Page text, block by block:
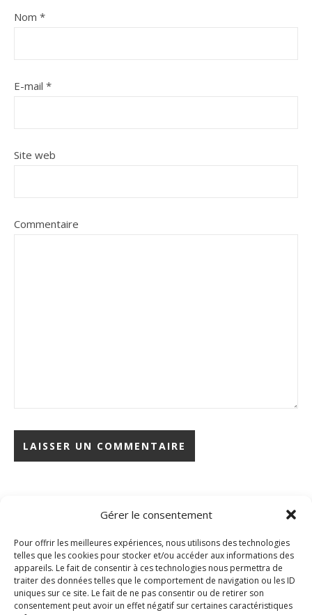
Gérer le consentement
Pour offrir les meilleures expériences, nous utilisons des technologies
telles que les cookies pour stocker et/ou accéder aux informations des
appareils. Le fait de consentir à ces technologies nous permettra de
traiter des données telles que le comportement de navigation ou les ID
uniques sur ce site. Le fait de ne pas consentir ou de retirer son
consentement peut avoir un effet négatif sur certaines caractéristiques
Nom *
E-mail *
Site web
Commentaire
Rechercher
Articles récents
Assemblée générale – 2026